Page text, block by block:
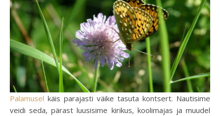
Palamusel käis parajasti väike tasuta kontsert. Nautisime
veidi seda, pärast luusisime kirikus, koolimajas ja muudel